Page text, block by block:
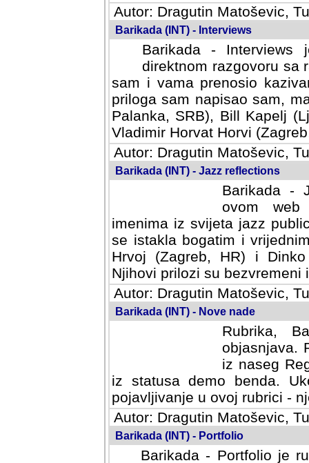
Autor: Dragutin Matoševic,
Barikada (INT) - Interviews
Barikada -
direktnom razgovoru sa
sam i vama prenosio
priloga sam napisao sam,
Palanka, SRB), Bill Kapelj
Vladimir Horvat Horvi
Autor: Dragutin Matoševic,
Barikada (INT) - Jazz reflections
Barikada -
ovom web
imenima iz svijeta jazz
se istakla bogatim i
Hrvoj (Zagreb, HR) i
Njihovi prilozi su bezvremeni
Autor: Dragutin Matoševic,
Barikada (INT) - Nove nade
Rubrika,
objasnjava.
iz naseg
iz statusa demo benda.
pojavljivanje u ovoj rubrici -
Autor: Dragutin Matoševic,
Barikada (INT) - Portfolio
Barikada - Portfolio je